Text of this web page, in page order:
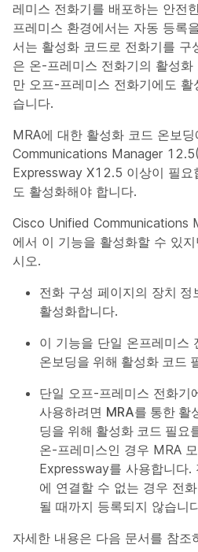
레미스 전화기를 배포하는 안전
프레미스 환경에서는 자동 등록
서는 활성화 코드로 전화기를 구
은 온-프레미스 전화기의 활성
만 오프-프레미스 전화기에도
습니다.
MRA에 대한 활성화 코드 온보
Communications Manager
Expressway X12.5 이상이 필요
도 활성화해야 합니다.
Cisco Unified Communications
에서 이 기능을 활성화할 수 있
시오.
전화 구성 페이지의 장치 정
활성화합니다.
이 기능을 단일 온프레미스
온보딩을 위해 활성화 코드
단일 오프-프레미스 전화기
사용하려면 MRA를 통한 활
딩을 위해 활성화 코드 필요
온-프레미스인 경우 MRA
Expressway를 사용합니다
에 연결할 수 없는 경우 전
될 때까지 등록되지 않습니
자세한 내용은 다음 문서를 참조